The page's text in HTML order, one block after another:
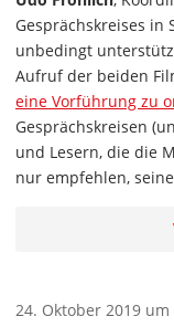
Gesprächskreises in
unbedingt
Aufruf der beiden
eine Vorführung zu
Gesprächskreisen
und Lesern, die die
nur empfehlen,
24. Oktober 2019 um